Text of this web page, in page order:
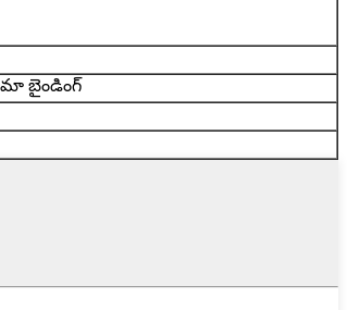
బైండింగ్